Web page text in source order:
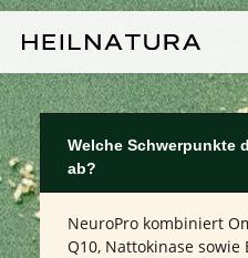
Welche Schwerpunkte
ab?
NeuroPro kombiniert
Q10, Nattokinase sowie